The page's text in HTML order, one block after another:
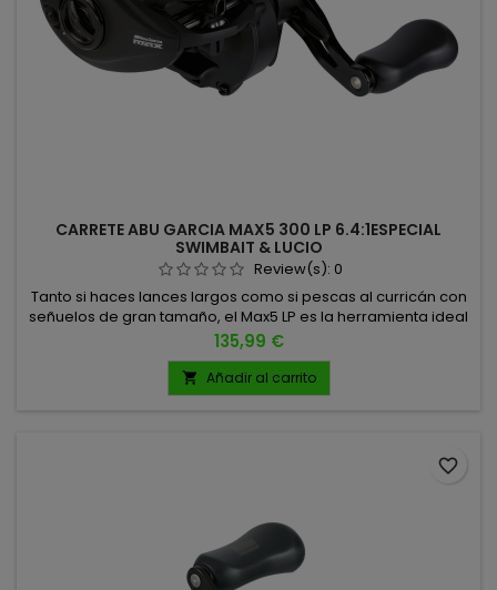
CARRETE ABU GARCIA MAX5 300 LP 6.4:1ESPECIAL
SWIMBAIT & LUCIO
Review(s): 0
Tanto si haces lances largos como si pescas al curricán con
señuelos de gran tamaño, el Max5 LP es la herramienta ideal
para enfrentarte a lucios enormes y depredadores que
exigen fuerza y control. Su engranaje interno de alto
rendimiento garantiza una transmisión de potencia
impecable, haciendo que ningún señuelo sea demasiado
Precio
135,99 €
 Añadir al carrito
favorite_border